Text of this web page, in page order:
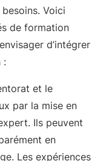
Voici
de formation
d’intégrer
:
et le
par la mise en
Ils peuvent
en
Les expériences